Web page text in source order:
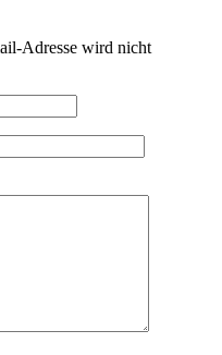
Adresse wird nicht